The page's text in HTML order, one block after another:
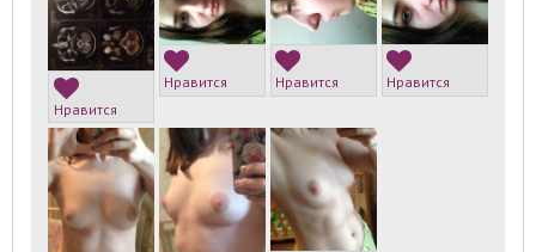
Нравится
Нравится Нравится Нравится